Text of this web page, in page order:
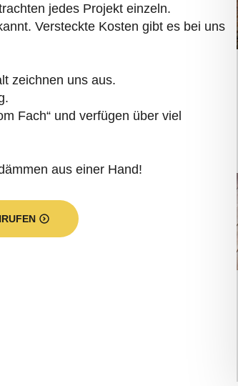
jedes Projekt einzeln.
Versteckte Kosten gibt es bei uns
zeichnen uns aus.
Fach“ und verfügen über viel
aus einer Hand!